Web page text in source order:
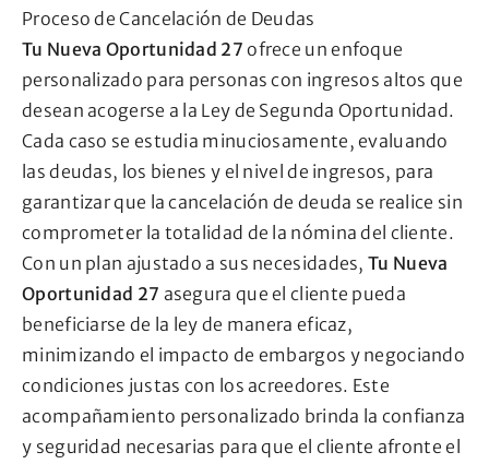
Proceso de Cancelación de Deudas
Tu Nueva Oportunidad 27 ofrece un enfoque
personalizado para personas con ingresos altos que
desean acogerse a la Ley de Segunda Oportunidad.
Cada caso se estudia minuciosamente, evaluando
las deudas, los bienes y el nivel de ingresos, para
garantizar que la cancelación de deuda se realice sin
comprometer la totalidad de la nómina del cliente.
Con un plan ajustado a sus necesidades, Tu Nueva
Oportunidad 27 asegura que el cliente pueda
beneficiarse de la ley de manera eficaz,
minimizando el impacto de embargos y negociando
condiciones justas con los acreedores. Este
acompañamiento personalizado brinda la confianza
y seguridad necesarias para que el cliente afronte el